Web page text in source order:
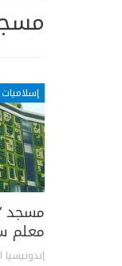
إسلاميات
مسجد
معلم
إندونيسيا